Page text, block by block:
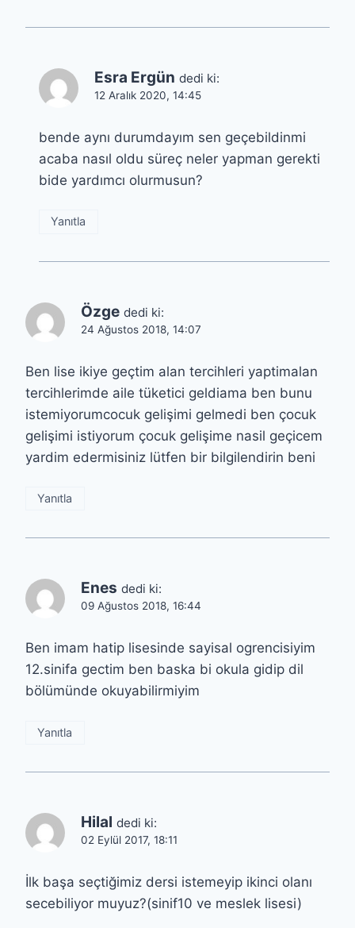
Esra Ergün dedi ki:
12 Aralık 2020, 14:45
bende aynı durumdayım sen geçebildinmi
acaba nasıl oldu süreç neler yapman gerekti
bide yardımcı olurmusun?
Yanıtla
Özge dedi ki:
24 Ağustos 2018, 14:07
Ben lise ikiye geçtim alan tercihleri yaptimalan
tercihlerimde aile tüketici geldiama ben bunu
istemiyorumcocuk gelişimi gelmedi ben çocuk
gelişimi istiyorum çocuk gelişime nasil geçicem
yardim edermisiniz lütfen bir bilgilendirin beni
Yanıtla
Enes dedi ki:
09 Ağustos 2018, 16:44
Ben imam hatip lisesinde sayisal ogrencisiyim
12.sinifa gectim ben baska bi okula gidip dil
bölümünde okuyabilirmiyim
Yanıtla
Hilal dedi ki:
02 Eylül 2017, 18:11
İlk başa seçtiğimiz dersi istemeyip ikinci olanı
secebiliyor muyuz?(sinif10 ve meslek lisesi)